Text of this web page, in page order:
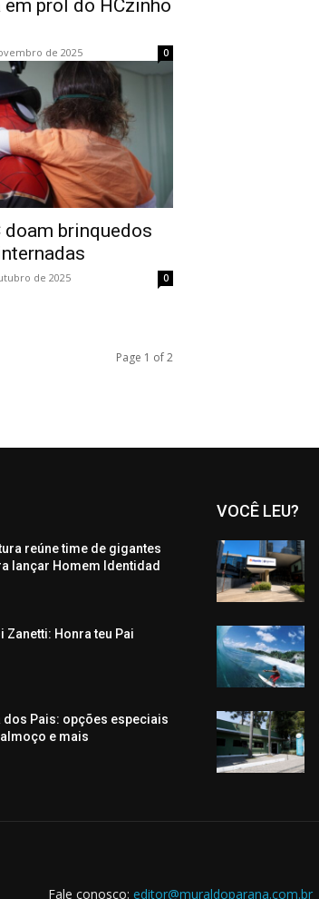
prol do HCzinho
de 2025 0
brinquedos
de 2025 0
Page 1 of 2
reúne time de gigantes
lançar Homem Identidad
Zanetti: Honra teu Pai
dos Pais: opções especiais
e mais
VOCÊ LEU?
Fale conosco: editor@muraldoparana.com.br